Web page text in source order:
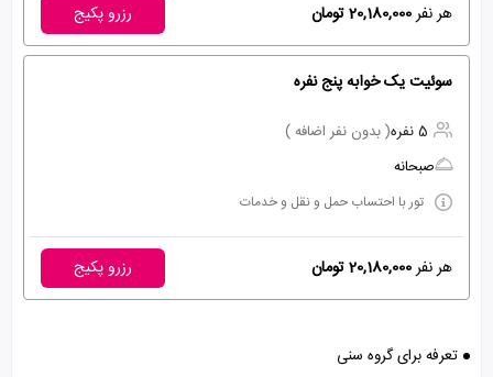
هر نفر20,180,000 تومان رزرو پکیج
سوئیت یک خوابه پنج نفره
5 نفره
( بدون نفر اضافه )
صبحانه
تور با احتساب حمل و نقل و خدمات
هر نفر20,180,000 تومان رزرو پکیج
تعرفه برای گروه سنی